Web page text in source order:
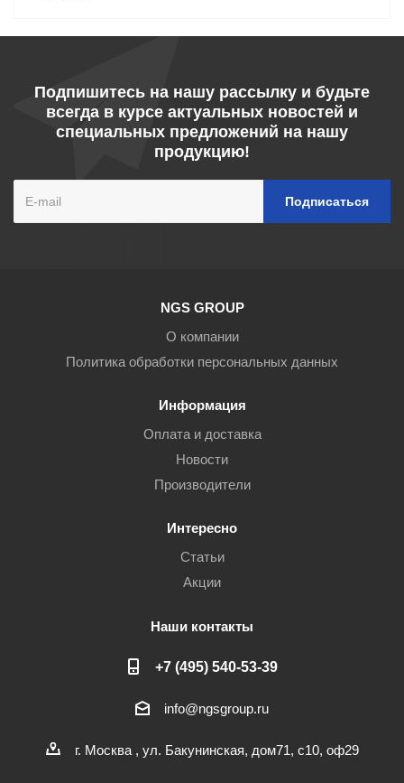
Подпишитесь на нашу рассылку и будьте
всегда в курсе актуальных новостей и
специальных предложений на нашу
продукцию!
NGS GROUP
О компании
Политика обработки персональных данных
Информация
Оплата и доставка
Новости
Производители
Интересно
Статьи
Акции
Наши контакты
+7 (495) 540-53-39
info@ngsgroup.ru
г. Москва , ул. Бакунинская, дом71, с10, оф29